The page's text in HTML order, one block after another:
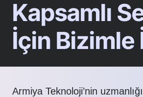
Kapsamlı
İçin Bizimle
Armiya Teknoloji’nin